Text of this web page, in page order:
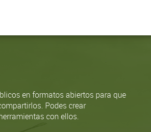
en formatos abiertos para que
Podes crear
con ellos.